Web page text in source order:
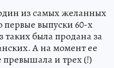
из самых желанных
первые выпуски 60-х
таких была продана за
А на момент ее
превышала и трех (!)